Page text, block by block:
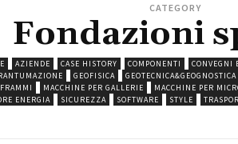
CATEGORY
Fondazioni
AZIENDE CASE HISTORY COMPONENTI CONVEGNI
GEOFISICA GEOTECNICA&GEOGNOSTICA
MACCHINE PER GALLERIE MACCHINE PER
ENERGIA SICUREZZA SOFTWARE STYLE